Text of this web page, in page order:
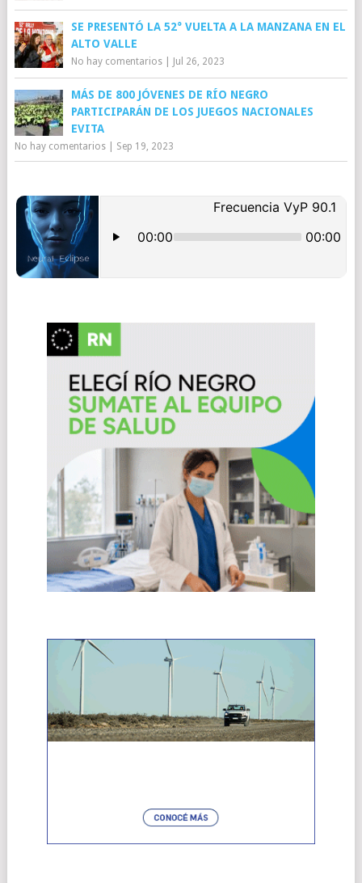
SE PRESENTÓ LA 52° VUELTA A LA MANZANA EN EL
ALTO VALLE
No hay comentarios| Jul 26, 2023
MÁS DE 800 JÓVENES DE RÍO NEGRO
PARTICIPARÁN DE LOS JUEGOS NACIONALES
EVITA
No hay comentarios| Sep 19, 2023